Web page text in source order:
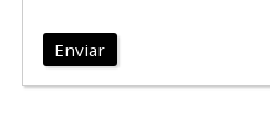
Enviar